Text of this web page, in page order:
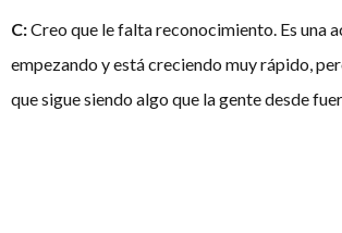
C:Creo que le falta reconocimiento. Es una
empezando y está creciendo muy rápido,
que sigue siendo algo que la gente desde